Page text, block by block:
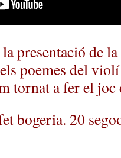
presentació de
poemes del
tornat a fer el joc
bogeria. 20